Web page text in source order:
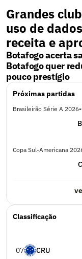
Grandes
uso de
receita e
Botafogo acerta
Botafogo quer
pouco prestígio
Próximas partidas
Brasileirão Série A 2026•
Copa Sul-Americana
Classificação
07 CRU